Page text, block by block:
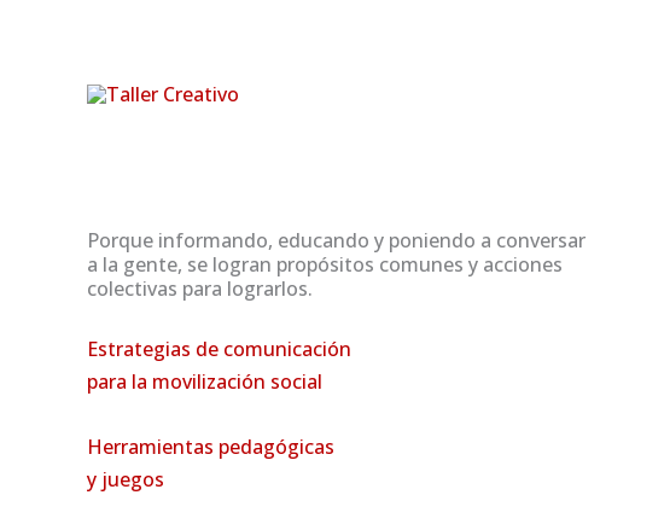
contenido
Porque informando, educando y poniendo a conversar
a la gente, se logran propósitos comunes y acciones
colectivas para lograrlos.
Estrategias de comunicación
para la movilización social
Herramientas pedagógicas
y juegos